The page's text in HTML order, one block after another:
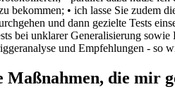
bekommen; • ich lasse Sie zudem
und dann gezielte Tests
bei unklarer Generalisierung
und Empfehlungen ‌- so
die mir